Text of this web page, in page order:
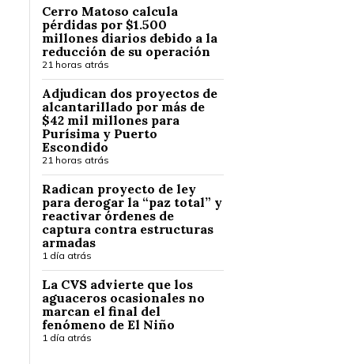
Cerro Matoso calcula
pérdidas por $1.500
millones diarios debido a la
reducción de su operación
21 horas atrás
Adjudican dos proyectos de
alcantarillado por más de
$42 mil millones para
Purísima y Puerto
Escondido
21 horas atrás
Radican proyecto de ley
para derogar la “paz total” y
reactivar órdenes de
captura contra estructuras
armadas
1 día atrás
La CVS advierte que los
aguaceros ocasionales no
marcan el final del
fenómeno de El Niño
1 día atrás